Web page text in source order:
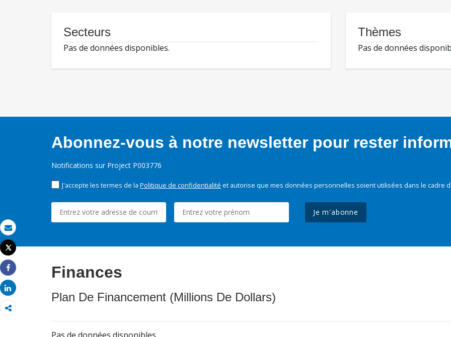
Email
Imprimer
Tweet
Share
Share
Secteurs
Pas de données disponibles.
Thèmes
Pas de données
Abonnez-vous à notre newsletter pour rester
Notifications sur Project P003776
J'accepte les termes de la Politique de confidentialité et autorise que mes données personnelles soient utilisées dans le cadre
Je m'abonne
Finances
Plan De Financement (Millions De Dollars)